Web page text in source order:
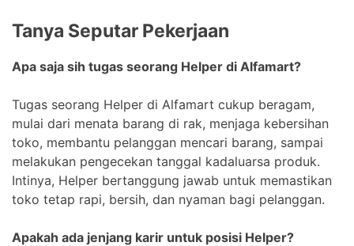
Tanya Seputar Pekerjaan
Apa saja sih tugas seorang Helper di Alfamart?
Tugas seorang Helper di Alfamart cukup beragam,
mulai dari menata barang di rak, menjaga kebersihan
toko, membantu pelanggan mencari barang, sampai
melakukan pengecekan tanggal kadaluarsa produk.
Intinya, Helper bertanggung jawab untuk memastikan
toko tetap rapi, bersih, dan nyaman bagi pelanggan.
Apakah ada jenjang karir untuk posisi Helper?